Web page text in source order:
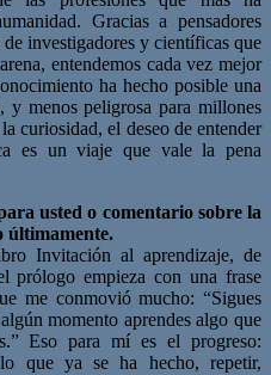
Gracias a pensadores
investigadores y científicas que
entendemos cada vez mejor
ha hecho posible una
y menos peligrosa para millones
curiosidad, el deseo de entender
es un viaje que vale la pena
usted o comentario sobre la
últimamente.
Invitación al aprendizaje, de
prólogo empieza con una frase
me conmovió mucho: “Sigues
momento aprendes algo que
Eso para mí es el progreso:
que ya se ha hecho, repetir,